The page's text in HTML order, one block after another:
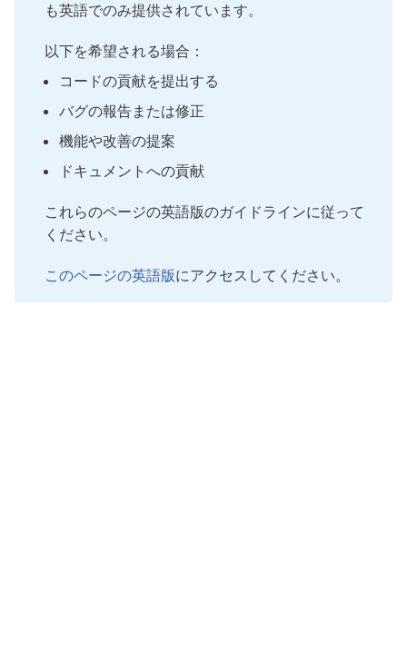
も英語でのみ提供されています。
以下を希望される場合：
コードの貢献を提出する
バグの報告または修正
機能や改善の提案
ドキュメントへの貢献
これらのページの英語版のガイドラインに従って
ください。
このページの英語版にアクセスしてください。